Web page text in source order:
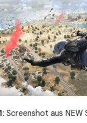
: Screenshot aus NEW